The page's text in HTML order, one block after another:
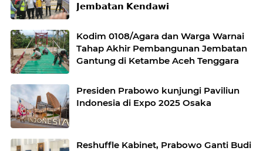
𝗝𝗲𝗺𝗯𝗮𝘁𝗮𝗻 𝗞𝗲𝗻𝗱𝗮𝘄𝗶
Kodim 0108/Agara dan Warga Warnai
Tahap Akhir Pembangunan Jembatan
Gantung di Ketambe Aceh Tenggara
Presiden Prabowo kunjungi Paviliun
Indonesia di Expo 2025 Osaka
Reshuffle Kabinet, Prabowo Ganti Budi